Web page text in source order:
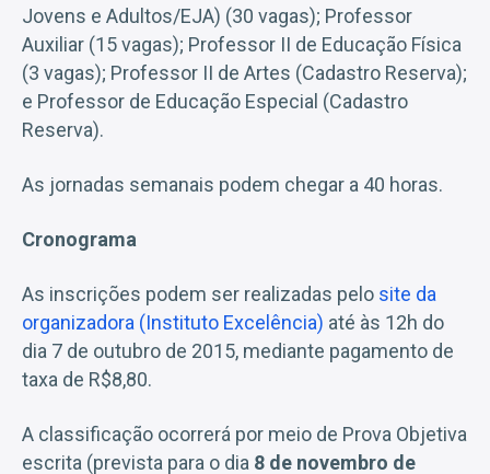
Jovens e Adultos/EJA) (30 vagas); Professor
Auxiliar (15 vagas); Professor II de Educação Física
(3 vagas); Professor II de Artes (Cadastro Reserva);
e Professor de Educação Especial (Cadastro
Reserva).
As jornadas semanais podem chegar a 40 horas.
Cronograma
As inscrições podem ser realizadas pelo site da
organizadora (Instituto Excelência) até às 12h do
dia 7 de outubro de 2015, mediante pagamento de
taxa de R$8,80.
A classificação ocorrerá por meio de Prova Objetiva
escrita (prevista para o dia 8 de novembro de